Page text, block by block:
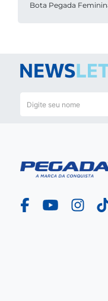
Bota Pegada